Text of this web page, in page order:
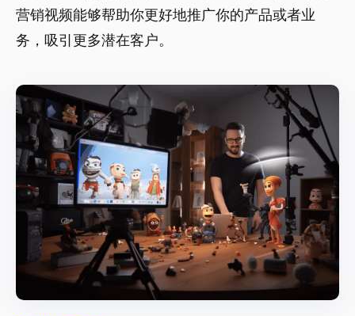
营销视频能够帮助你更好地推广你的产品或者业
务，吸引更多潜在客户。